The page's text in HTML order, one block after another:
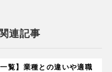
連記事
一覧】業種との違いや適職